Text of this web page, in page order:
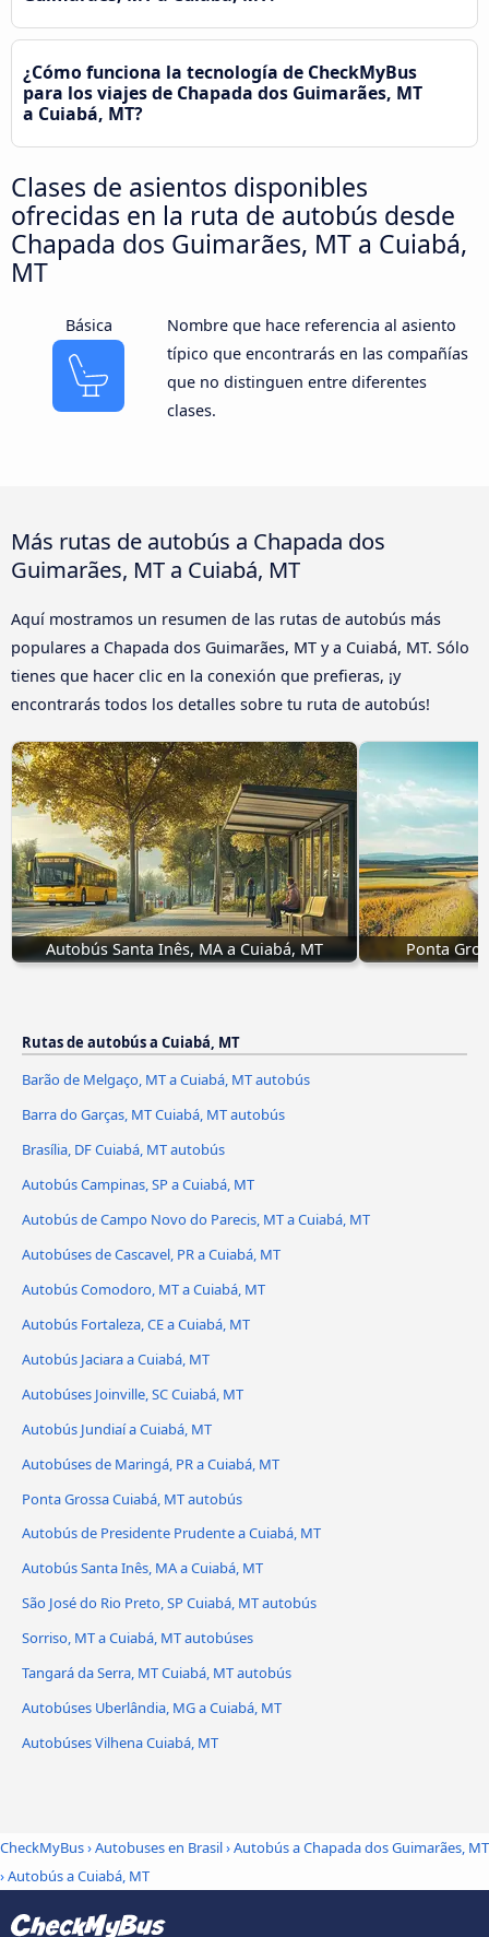
¿Cómo funciona la tecnología de CheckMyBus
para los viajes de Chapada dos Guimarães, MT
a Cuiabá, MT?
Clases de asientos disponibles
ofrecidas en la ruta de autobús desde
Chapada dos Guimarães, MT a Cuiabá,
MT
Básica
Nombre que hace referencia al asiento
típico que encontrarás en las compañías
que no distinguen entre diferentes
clases.
Más rutas de autobús a Chapada dos
Guimarães, MT a Cuiabá, MT
Aquí mostramos un resumen de las rutas de autobús más
populares a Chapada dos Guimarães, MT y a Cuiabá, MT. Sólo
tienes que hacer clic en la conexión que prefieras, ¡y
encontrarás todos los detalles sobre tu ruta de autobús!
Autobús Santa Inês, MA a Cuiabá, MT Ponta
Rutas de autobús a Cuiabá, MT
Barão de Melgaço, MT a Cuiabá, MT autobús
Barra do Garças, MT Cuiabá, MT autobús
Brasília, DF Cuiabá, MT autobús
Autobús Campinas, SP a Cuiabá, MT
Autobús de Campo Novo do Parecis, MT a Cuiabá, MT
Autobúses de Cascavel, PR a Cuiabá, MT
Autobús Comodoro, MT a Cuiabá, MT
Autobús Fortaleza, CE a Cuiabá, MT
Autobús Jaciara a Cuiabá, MT
Autobúses Joinville, SC Cuiabá, MT
Autobús Jundiaí a Cuiabá, MT
Autobúses de Maringá, PR a Cuiabá, MT
Ponta Grossa Cuiabá, MT autobús
Autobús de Presidente Prudente a Cuiabá, MT
Autobús Santa Inês, MA a Cuiabá, MT
São José do Rio Preto, SP Cuiabá, MT autobús
Sorriso, MT a Cuiabá, MT autobúses
Tangará da Serra, MT Cuiabá, MT autobús
Autobúses Uberlândia, MG a Cuiabá, MT
Autobúses Vilhena Cuiabá, MT
CheckMyBus›Autobuses en Brasil›Autobús a Chapada dos Guimarães, MT
›Autobús a Cuiabá, MT